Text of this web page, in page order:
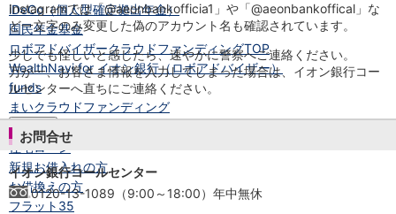
iDeCo（個人型確定拠出年金）
国民年金基金
ロボアドバイザークラウドファンディングTOP
WealthNavi for イオン銀行（ロボアドバイザー）
funds
まいクラウドファンディング
ローン
住宅ローン
新規お借入れの方
お借換えの方
フラット35
Instagramでは「@aeonbankofficia1」や「@aeonbankoffical」な
ど一文字のみ変更した偽のアカウント名も確認されています。
少しでも怪しいと感じたら、速やかに警察へご連絡ください。
万が一、お客さま情報を入力してしまった場合は、イオン銀行コー
ルセンターへ直ちにご連絡ください。
お問合せ
イオン銀行コールセンター
0120-13-1089（9:00～18:00）年中無休